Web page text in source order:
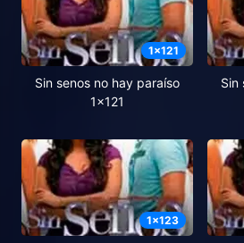
1x121
Sin senos no hay paraíso
1x121
Sin
1x123